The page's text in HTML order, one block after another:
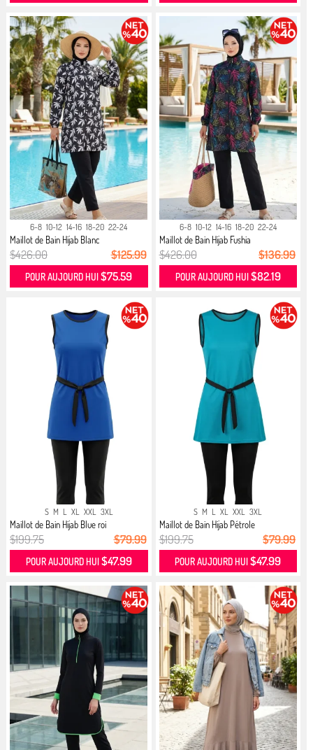
6-8 10-12 14-16 18-20 22-24
Maillot de Bain Hijab Blanc
$426.00 $125.99
POUR AUJOURD HUI$75.59
6-8 10-12 14-16 18-20 22-24
Maillot de Bain Hijab Fushia
$426.00 $136.99
POUR AUJOURD HUI $82.19
S M L XL XXL 3XL
Maillot de Bain Hijab Blue roi
$199.75 $79.99
POUR AUJOURD HUI $47.99
S M L XL XXL 3XL
Maillot de Bain Hijab Pétrole
$199.75 $79.99
POUR AUJOURD HUI$47.99